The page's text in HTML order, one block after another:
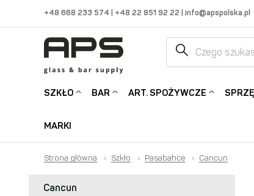
+48 668 233 574 | +48 22 851 92 22 | info@apspolska.pl
SZKŁO BAR ART. SPOŻYWCZE
MARKI
Strona główna › Szkło › Pasabahce › Cancun
Cancun